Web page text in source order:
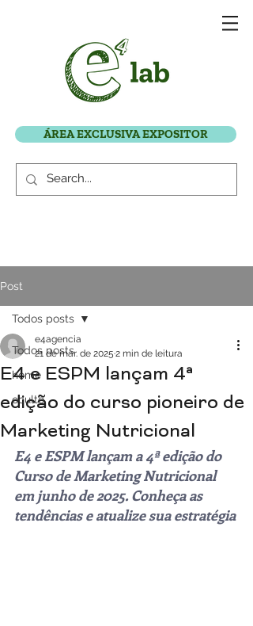
ÁREA EXCLUSIVA EXPOSITOR
Post
Todos posts
home
oculto
Todos posts
E4 e ESPM lançam 4ª
edição do curso pioneiro de
Marketing Nutricional
e4agencia
21 de mar. de 2025 2 min de leitura
E4 e ESPM lançam a 4ª edição do
Curso de Marketing Nutricional
em junho de 2025. Conheça as
tendências e atualize sua estratégia